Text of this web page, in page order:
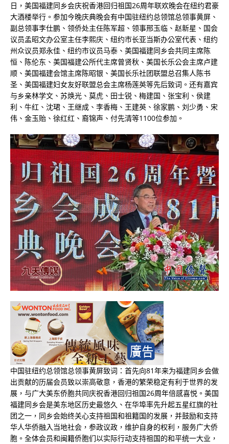
日，美国福建同乡会庆祝香港回归祖国26周年联欢晚会在纽约君豪
大酒楼举行。参加今晚庆典晚会有中国驻纽约总领馆总领事黄屏、
副总领事李仕鹏、领侨处主任陈军超、领事邢玉临、赵新星、国会
议员孟昭文办公室主任李熙庆、纽约市长亚当斯办公室代表、纽约
州众议员郑永佳、纽约市议员马泰、美国福建同乡会共同主席陈
恒、陈伦东、美国福建公所代主席曾贤秋、美国长乐公会主席卢建
顺、美国福建会馆主席陈昭银、美国长乐社团联盟总召集人陈书
圣、美国福建妇女友好联盟总会主席杨莲英等先后致词。还有嘉宾
与乡亲林学文、苏焕光、莫虎、田士锐、梅建国、张宝利、侯建
利、牛红、沈珺、王继成、李香梅、王建英、徐家鹏、刘少勇、宋
伟、金玉贻、徐红红、裔锦声、付先清等1100位参加。
中国驻纽约总领馆总领事黄屏致词：首先向81年来为福建同乡会做
出贡献的历届会员致以崇高敬意，香港的繁荣稳定有利于世界的发
展，与广大美东侨胞共同庆祝香港回归祖国26周年倍感喜悦。美国
福建同乡会是美东地区历史最悠久、在华埠率先升起五星红旗的社
团之一，同乡会始终关心支持祖国和祖籍国的发展，并鼓励和支持
华人华侨融入当地社会，参政议政，维护自身的权利，服务广大侨
胞。全体会员和闽籍侨胞们以实际行动支持祖国的和平统一大业，